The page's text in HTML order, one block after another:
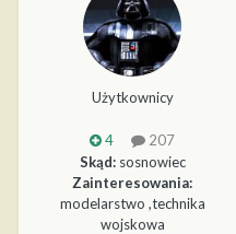
Użytkownicy
4
207
Skąd:sosnowiec
Zainteresowania:
modelarstwo ,technika
wojskowa